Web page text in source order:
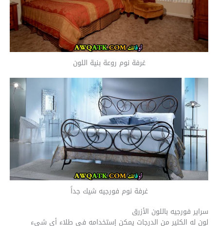
غرفة نوم روعة بنية اللون
غرفة نوم فورجيه شيك جداً
سراير فورجيه باللون الأزرق
لون له الكثير من الدرجات يمكن إستخدامه في طلاء أي شيء